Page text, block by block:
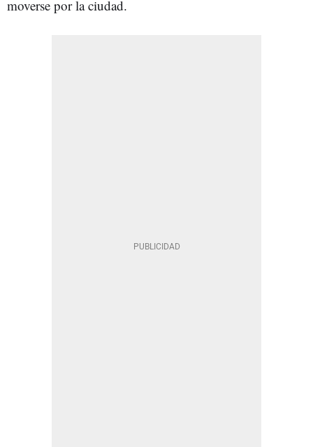
moverse por la ciudad.